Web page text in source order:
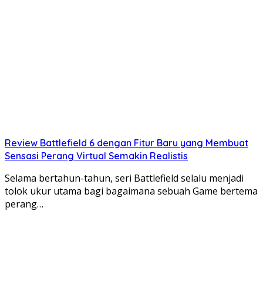
Review Battlefield 6 dengan Fitur Baru yang Membuat
Sensasi Perang Virtual Semakin Realistis
Selama bertahun-tahun, seri Battlefield selalu menjadi
tolok ukur utama bagi bagaimana sebuah Game bertema
perang…